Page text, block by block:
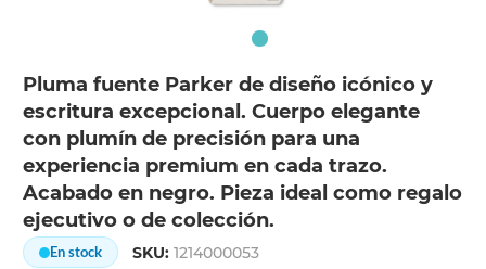
Pluma fuente Parker de diseño icónico y
escritura excepcional. Cuerpo elegante
con plumín de precisión para una
experiencia premium en cada trazo.
Acabado en negro. Pieza ideal como regalo
ejecutivo o de colección.
En stock SKU:1214000053